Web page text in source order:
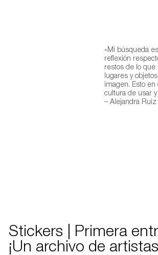
«Mi búsqueda
reflexión
restos de lo que
lugares y
imagen. Esto
cultura de usar
– Alejandra Ruiz
Stickers | Primera
¡Un archivo de artistas